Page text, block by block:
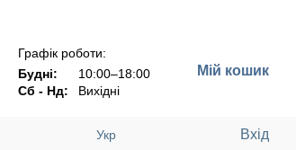
Графік роботи:
Будні:
10:00–18:00
Сб - Нд:
Вихідні
Мій кошик
Укр Вхід